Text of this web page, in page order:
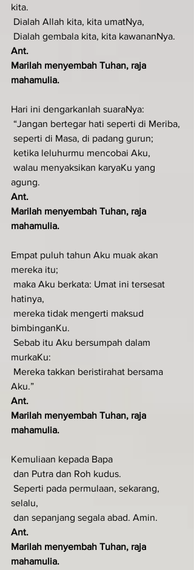
kita.
Dialah Allah kita, kita umatNya,
Dialah gembala kita, kita kawananNya.
Ant.
Marilah menyembah Tuhan, raja
mahamulia.
Hari ini dengarkanlah suaraNya:
“Jangan bertegar hati seperti di Meriba,
seperti di Masa, di padang gurun;
ketika leluhurmu mencobai Aku,
agung.
Ant.
Marilah menyembah Tuhan, raja
mahamulia.
Empat puluh tahun Aku muak akan
mereka itu;
hatinya,
bimbinganKu.
murkaKu:
Aku.”
Ant.
Marilah menyembah Tuhan, raja
mahamulia.
Kemuliaan kepada Bapa
dan Putra dan Roh kudus.
selalu,
dan sepanjang segala abad. Amin.
Ant.
Marilah menyembah Tuhan, raja
mahamulia.